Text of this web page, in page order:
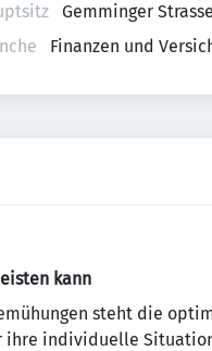
Gemminger
Finanzen und
kann
steht die
individuelle